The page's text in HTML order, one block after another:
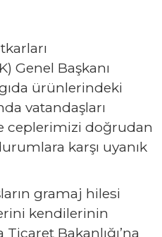
Genel Başkanı
ürünlerindeki
vatandaşları
ceplerimizi doğrudan
karşı uyanık
gramaj hilesi
kendilerinin
Bakanlığı’na